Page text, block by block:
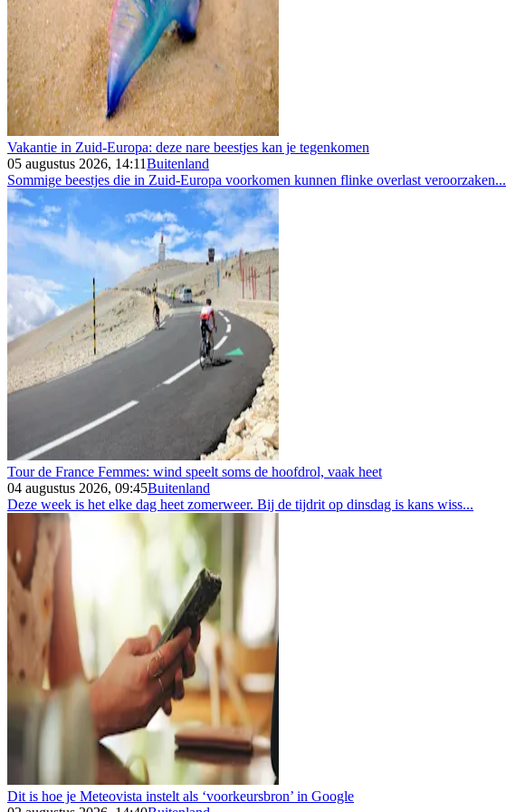
Vakantie in Zuid-Europa: deze nare beestjes kan je tegenkomen
05 augustus 2026, 14:11Buitenland
Sommige beestjes die in Zuid-Europa voorkomen kunnen flinke overlast veroorzaken...
Tour de France Femmes: wind speelt soms de hoofdrol, vaak heet
04 augustus 2026, 09:45Buitenland
Deze week is het elke dag heet zomerweer. Bij de tijdrit op dinsdag is kans wiss...
Dit is hoe je Meteovista instelt als ‘voorkeursbron’ in Google